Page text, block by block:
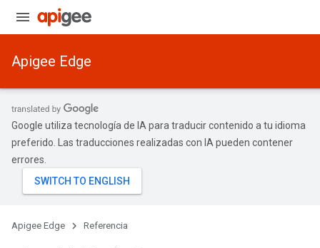
Apigee Edge
Google utiliza tecnología de IA para traducir contenido a tu idioma
preferido. Las traducciones realizadas con IA pueden contener
errores.
Apigee Edge Referencia